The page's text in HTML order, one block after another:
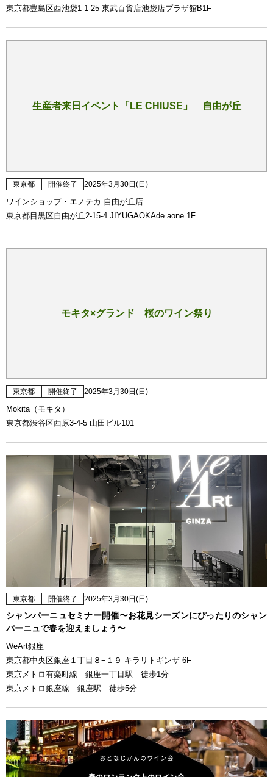
東京都豊島区西池袋1-1-25 東武百貨店池袋店プラザ館B1F
生産者来日イベント「LE CHIUSE」 自由が丘
東京都 開催終了 2025年3月30日(日)
ワインショップ・エノテカ 自由が丘店
東京都目黒区自由が丘2-15-4 JIYUGAOKAde aone 1F
モキタ×グランド 桜のワイン祭り
東京都 開催終了 2025年3月30日(日)
Mokita（モキタ）
東京都渋谷区西原3-4-5 山田ビル101
東京都 開催終了 2025年3月30日(日)
シャンパーニュセミナー開催〜お花見シーズンにぴったりのシャン
パーニュで春を迎えましょう〜
WeArt銀座
東京都中央区銀座１丁目８−１９ キラリトギンザ 6F
東京メトロ有楽町線 銀座一丁目駅 徒歩1分
東京メトロ銀座線 銀座駅 徒歩5分